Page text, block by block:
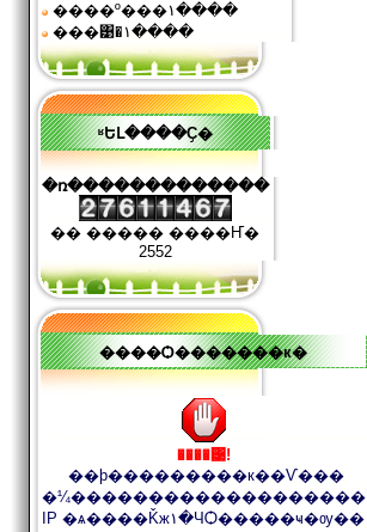
����º���١����
���͹�١����
ʶԵԼ����Ҫ�
�ռ�������������
�� ����� ����Ҥ�
2552
����Ѻ�������к�
����͹!
��þ���������к��Ѵ���
�¼�������������������
IP �ѧ����Ǩж١�ЧѺ�����ҹ�ѹ��